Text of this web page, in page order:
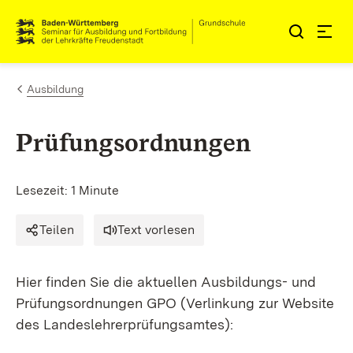
Zum Inhalt springen
Link zur Startseite
Ausbildung
Prüfungsordnungen
Lesezeit: 1 Minute
Teilen Text vorlesen
Hier finden Sie die aktuellen Ausbildungs- und
Prüfungsordnungen GPO (Verlinkung zur Website
des Landeslehrerprüfungsamtes):